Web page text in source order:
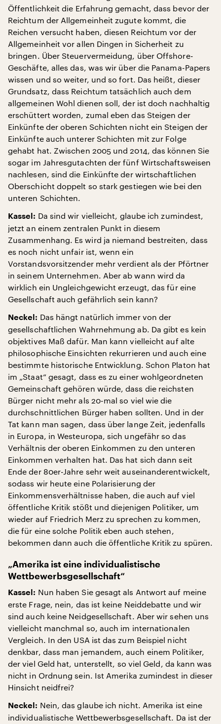
Öffentlichkeit die Erfahrung gemacht, dass bevor der
Reichtum der Allgemeinheit zugute kommt, die
Reichen versucht haben, diesen Reichtum vor der
Allgemeinheit vor allen Dingen in Sicherheit zu
bringen. Über Steuervermeidung, über Offshore-
Geschäfte, alles das, was wir über die Panama-Papers
wissen und so weiter, und so fort. Das heißt, dieser
Grundsatz, dass Reichtum tatsächlich auch dem
allgemeinen Wohl dienen soll, der ist doch nachhaltig
erschüttert worden, zumal eben das Steigen der
Einkünfte der oberen Schichten nicht ein Steigen der
Einkünfte auch unterer Schichten mit zur Folge
gehabt hat. Zwischen 2005 und 2014, das können Sie
sogar im Jahresgutachten der fünf Wirtschaftsweisen
nachlesen, sind die Einkünfte der wirtschaftlichen
Oberschicht doppelt so stark gestiegen wie bei den
unteren Schichten.
Kassel: Da sind wir vielleicht, glaube ich zumindest,
jetzt an einem zentralen Punkt in diesem
Zusammenhang. Es wird ja niemand bestreiten, dass
es noch nicht unfair ist, wenn ein
Vorstandsvorsitzender mehr verdient als der Pförtner
in seinem Unternehmen. Aber ab wann wird da
wirklich ein Ungleichgewicht erzeugt, das für eine
Gesellschaft auch gefährlich sein kann?
Neckel: Das hängt natürlich immer von der
gesellschaftlichen Wahrnehmung ab. Da gibt es kein
objektives Maß dafür. Man kann vielleicht auf alte
philosophische Einsichten rekurrieren und auch eine
bestimmte historische Entwicklung. Schon Platon hat
im „Staat“ gesagt, dass es zu einer wohlgeordneten
Gemeinschaft gehören würde, dass die reichsten
Bürger nicht mehr als 20-mal so viel wie die
durchschnittlichen Bürger haben sollten. Und in der
Tat kann man sagen, dass über lange Zeit, jedenfalls
in Europa, in Westeuropa, sich ungefähr so das
Verhältnis der oberen Einkommen zu den unteren
Einkommen verhalten hat. Das hat sich dann seit
Ende der 80er-Jahre sehr weit auseinanderentwickelt,
sodass wir heute eine Polarisierung der
Einkommensverhältnisse haben, die auch auf viel
öffentliche Kritik stößt und diejenigen Politiker, um
wieder auf Friedrich Merz zu sprechen zu kommen,
die für eine solche Politik eben auch stehen,
bekommen dann auch die öffentliche Kritik zu spüren.
„Amerika ist eine individualistische
Wettbewerbsgesellschaft“
Kassel: Nun haben Sie gesagt als Antwort auf meine
erste Frage, nein, das ist keine Neiddebatte und wir
sind auch keine Neidgesellschaft. Aber wir sehen uns
vielleicht manchmal so, auch im internationalen
Vergleich. In den USA ist das zum Beispiel nicht
denkbar, dass man jemandem, auch einem Politiker,
der viel Geld hat, unterstellt, so viel Geld, da kann was
nicht in Ordnung sein. Ist Amerika zumindest in dieser
Hinsicht neidfrei?
Neckel: Nein, das glaube ich nicht. Amerika ist eine
individualistische Wettbewerbsgesellschaft. Da ist der